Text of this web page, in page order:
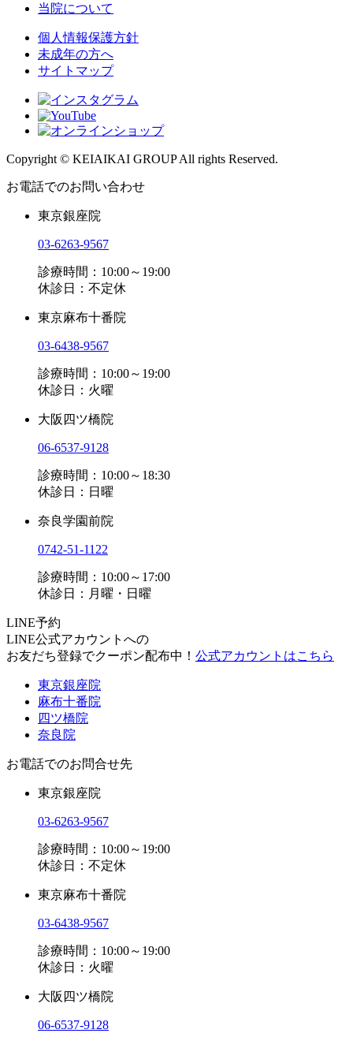
当院について
個人情報保護方針
未成年の方へ
サイトマップ
Copyright © KEIAIKAI GROUP All rights Reserved.
お電話でのお問い合わせ
東京銀座院
03-6263-9567
診療時間：10:00～19:00
休診日：不定休
東京麻布十番院
03-6438-9567
診療時間：10:00～19:00
休診日：火曜
大阪四ツ橋院
06-6537-9128
診療時間：10:00～18:30
休診日：日曜
奈良学園前院
0742-51-1122
診療時間：10:00～17:00
休診日：月曜・日曜
LINE予約
LINE公式アカウントへの
お友だち登録でクーポン配布中！ 公式アカウントはこちら
東京銀座院
麻布十番院
四ツ橋院
奈良院
お電話でのお問合せ先
東京銀座院
03-6263-9567
診療時間：10:00～19:00
休診日：不定休
東京麻布十番院
03-6438-9567
診療時間：10:00～19:00
休診日：火曜
大阪四ツ橋院
06-6537-9128